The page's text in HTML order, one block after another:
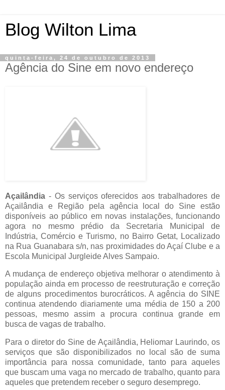
Blog Wilton Lima
quinta-feira, 24 de outubro de 2013
Agência do Sine em novo endereço
Açailândia - Os serviços oferecidos aos trabalhadores de
Açailândia e Região pela agência local do Sine estão
disponíveis ao público em novas instalações, funcionando
agora no mesmo prédio da Secretaria Municipal de
Indústria, Comércio e Turismo, no Bairro Getat, Localizado
na Rua Guanabara s/n, nas proximidades do Açaí Clube e a
Escola Municipal Jurgleide Alves Sampaio.
A mudança de endereço objetiva melhorar o atendimento à
população ainda em processo de reestruturação e correção
de alguns procedimentos burocráticos. A agência do SINE
continua atendendo diariamente uma média de 150 a 200
pessoas, mesmo assim a procura continua grande em
busca de vagas de trabalho.
Para o diretor do Sine de Açailândia, Heliomar Laurindo, os
serviços que são disponibilizados no local são de suma
importância para nossa comunidade, tanto para aqueles
que buscam uma vaga no mercado de trabalho, quanto para
aqueles que pretendem receber o seguro desemprego.